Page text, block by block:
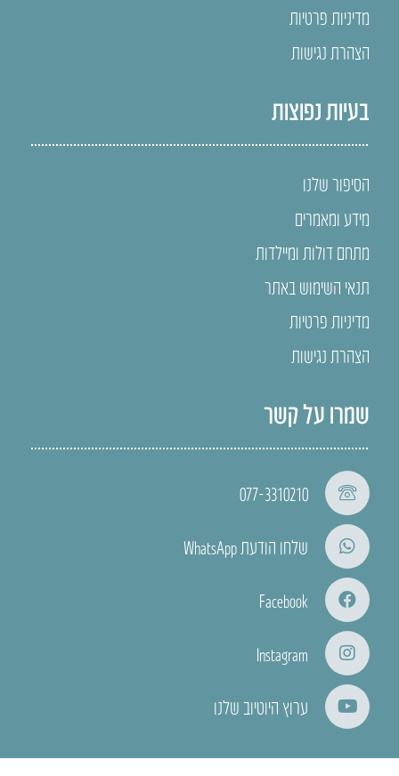
מדיניות פרטיות
הצהרת נגישות
בעיות נפוצות
הסיפור שלנו
מידע ומאמרים
מתחם דולות ומיילדות
תנאי השימוש באתר
מדיניות פרטיות
הצהרת נגישות
שמרו על קשר
077-3310210
שלחו הודעת WhatsApp
Facebook
Instagram
ערוץ היוטיוב שלנו